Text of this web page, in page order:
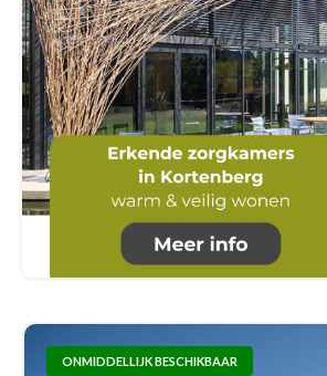
ONMIDDELLIJK BESCHIKBAAR